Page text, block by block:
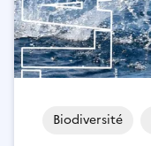
Biodiversité